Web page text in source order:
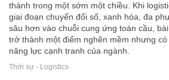
thành trong một sớm một chiều. Khi
giai đoạn chuyển đổi số, xanh hóa, đa
sâu hơn vào chuỗi cung ứng toàn cầu,
trở thành một điểm nghẽn mềm nhưng
năng lực cạnh tranh của ngành.
Thời sự - Logistics